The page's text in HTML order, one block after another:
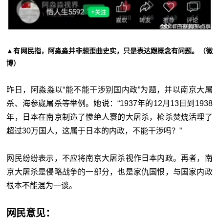
▲有网民指，阿淼淼并非想歪曲史实，只是表达跟概念有问题。（微
博）
昨日，阿淼淼以“能不能干涉别国内政”为题，并以南京大屠
杀、海参崴屠杀等举例。她说：“1937年的12月13日到1938
年，日本在南京制造了惨绝人寰的大屠杀，枪杀焚烧活埋了
超过30万国人，这属于日本的内政，不能干涉吗？”
网民纷纷表示，不应将南京大屠杀视作日本内政。再者，南
京大屠杀是侵略战争的一部分，也是家仇国恨，与国家内政
根本不能混为一谈。
网民意见：